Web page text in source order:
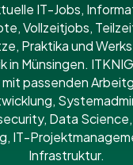
IT-Jobs,
Vollzeitjobs,
Praktika und
in Münsingen.
passenden
Data
IT-
Infrastruktur.